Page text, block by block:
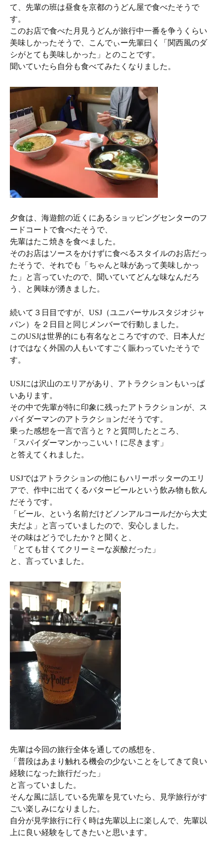
て、先輩の班は昼食を京都のうどん屋で食べたそうで
す。
このお店で食べた月見うどんが旅行中一番を争うくらい
美味しかったそうで、こんでぃー先輩曰く「関西風のダ
シがとても美味しかった」とのことです。
聞いていたら自分も食べてみたくなりました。
夕食は、海遊館の近くにあるショッピングセンターのフ
ードコートで食べたそうで、
先輩はたこ焼きを食べました。
そのお店はソースをかけずに食べるスタイルのお店だっ
たそうで、それでも「ちゃんと味があって美味しかっ
た」と言っていたので、聞いていてどんな味なんだろ
う、と興味が湧きました。
続いて３日目ですが、USJ（ユニバーサルスタジオジャ
パン）を２日目と同じメンバーで行動しました。
このUSJは世界的にも有名なところですので、日本人だ
けではなく外国の人もいてすごく賑わっていたそうで
す。
USJには沢山のエリアがあり、アトラクションもいっぱ
いあります。
その中で先輩が特に印象に残ったアトラクションが、ス
パイダーマンのアトラクションだそうです。
乗った感想を一言で言うと？と質問したところ、
「スパイダーマンかっこいい！に尽きます」
と答えてくれました。
USJではアトラクションの他にもハリーポッターのエリ
アで、作中に出てくるバタービールという飲み物も飲ん
だそうです。
「ビール、という名前だけどノンアルコールだから大丈
夫だよ」と言っていましたので、安心しました。
その味はどうでしたか？と聞くと、
「とても甘くてクリーミーな炭酸だった」
と、言っていました。
先輩は今回の旅行全体を通しての感想を、
「普段はあまり触れる機会の少ないことをしてきて良い
経験になった旅行だった」
と言っていました。
そんな風に話している先輩を見ていたら、見学旅行がす
ごい楽しみになりました。
自分が見学旅行に行く時は先輩以上に楽しんで、先輩以
上に良い経験をしてきたいと思います。